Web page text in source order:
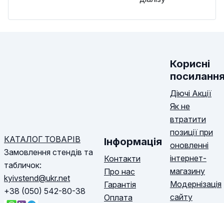
КАТАЛОГ ТОВАРІВ
Замовлення стендів та
табличок:
kyivstend@ukr.net
+38 (050) 542-80-38
Інформація
Контакти
Про нас
Гарантія
Оплата
Корисні
Діючі Акції
Як не
втратити
позиції при
оновленні
інтернет-
магазину
Модернізація
сайту